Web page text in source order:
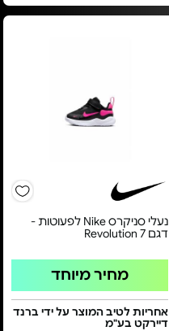
נעלי סניקרס Nike לפעוטות -
דגם Revolution 7
מחיר מיוחד
אחריות לטיב המוצר על ידי ברנד
דיירקט בע"מ